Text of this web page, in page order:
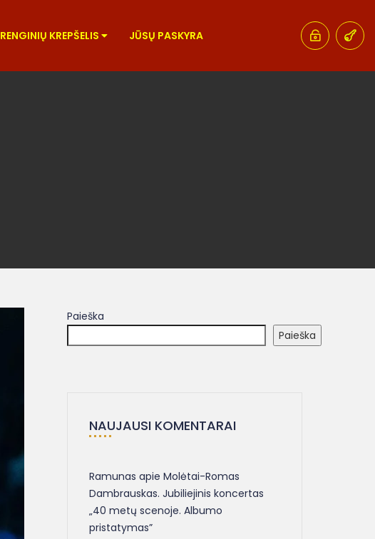
RENGINIŲ KREPŠELIS JŪSŲ PASKYRA
Paieška
Paieška
NAUJAUSI KOMENTARAI
Ramunas apie Molėtai-Romas
Dambrauskas. Jubiliejinis koncertas
„40 metų scenoje. Albumo
pristatymas”